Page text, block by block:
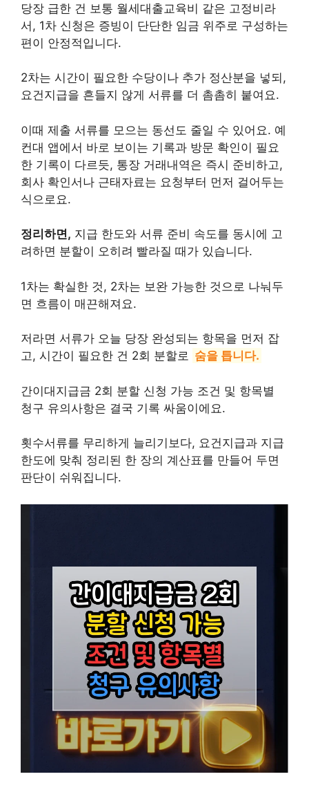
당장 급한 건 보통 월세대출교육비 같은 고정비라
서, 1차 신청은 증빙이 단단한 임금 위주로 구성하는
편이 안정적입니다.
2차는 시간이 필요한 수당이나 추가 정산분을 넣되,
요건지급을 흔들지 않게 서류를 더 촘촘히 붙여요.
이때 제출 서류를 모으는 동선도 줄일 수 있어요. 예
컨대 앱에서 바로 보이는 기록과 방문 확인이 필요
한 기록이 다르듯, 통장 거래내역은 즉시 준비하고,
회사 확인서나 근태자료는 요청부터 먼저 걸어두는
식으로요.
정리하면, 지급 한도와 서류 준비 속도를 동시에 고
려하면 분할이 오히려 빨라질 때가 있습니다.
1차는 확실한 것, 2차는 보완 가능한 것으로 나눠두
면 흐름이 매끈해져요.
저라면 서류가 오늘 당장 완성되는 항목을 먼저 잡
고, 시간이 필요한 건 2회 분할로 숨을 틉니다.
간이대지급금 2회 분할 신청 가능 조건 및 항목별
청구 유의사항은 결국 기록 싸움이에요.
횟수서류를 무리하게 늘리기보다, 요건지급과 지급
한도에 맞춰 정리된 한 장의 계산표를 만들어 두면
판단이 쉬워집니다.